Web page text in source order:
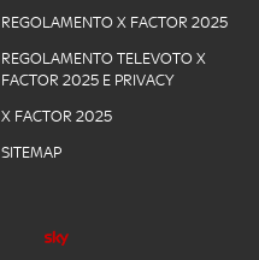
REGOLAMENTO X FACTOR 2025
REGOLAMENTO TELEVOTO X
FACTOR 2025 E PRIVACY
X FACTOR 2025
SITEMAP